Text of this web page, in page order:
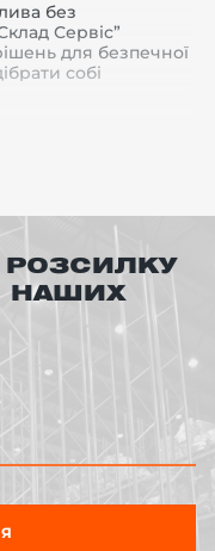
без
Сервіс”
для безпечної
собі
панель
РОЗСИЛКУ
НАШИХ